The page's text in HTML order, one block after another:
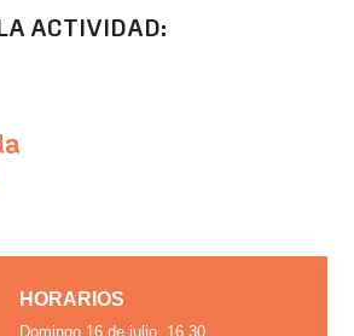
ACTIVIDAD:
HORARIOS
Domingo 16 de julio, 16.30